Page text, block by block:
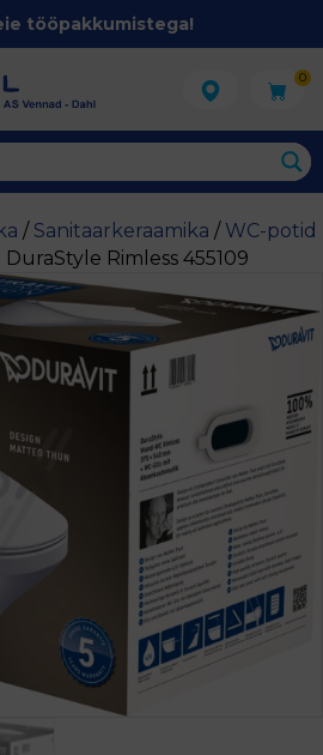
tööpakkumistega!
0
/ Sanitaarkeraamika / WC-potid
Rimless 455109